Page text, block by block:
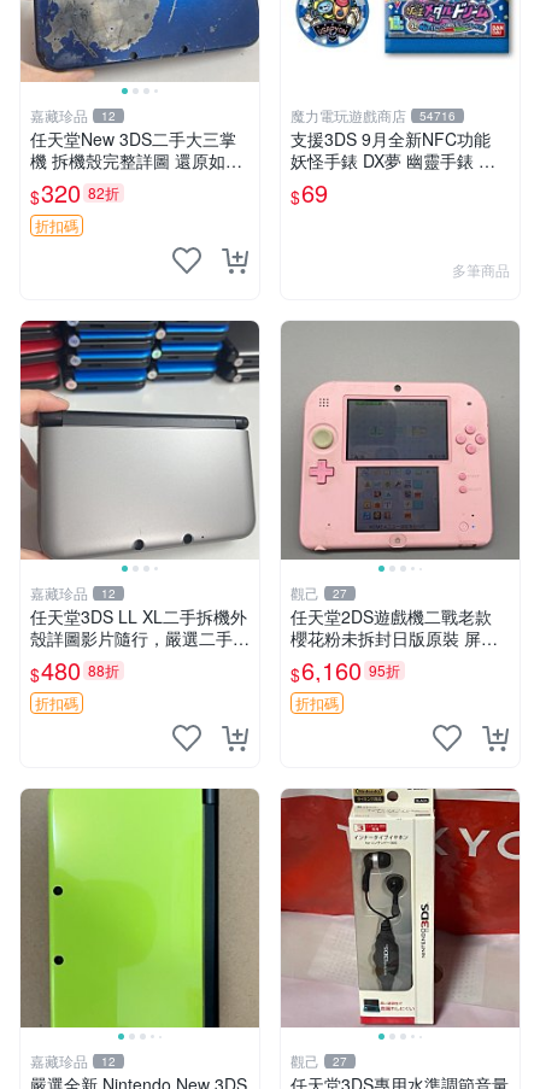
嘉藏珍品 12
任天堂New 3DS二手大三掌
機 拆機殼完整詳圖 還原如新
帶編號發貨 拆機殼 3ds 新款
可玩商品
$320 82折
折扣碼
魔力電玩遊戲商店 54716
支援3DS 9月全新NFC功能
妖怪手錶 DX夢 幽靈手錶 專
用徽章 夢02 地獄 抓住夢想的
機會 單包【板橋魔力】
$69
多筆商品
嘉藏珍品 12
任天堂3DS LL XL二手拆機外
殼詳圖影片隨行，嚴選二手適
合收藏 3DS LL XL 拆機 外殼
數字機
$480 88折
折扣碼
觀己 27
任天堂2DS遊戲機二戰老款
櫻花粉未拆封日版原裝 屏清
全新 全套附贈充電線及觸控
筆 2DS 游戲機 日本原裝 二
手機 清新粉色 裸機無卡
$6,160 95折
折扣碼
嘉藏珍品 12 觀己 27